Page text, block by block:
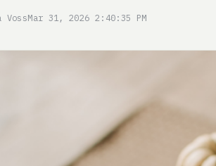
VossMar 31, 2026 2:40:35 PM